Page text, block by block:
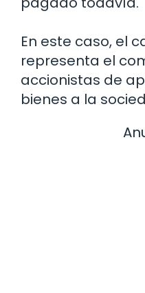
En este caso, el
representa el
accionistas de
bienes a la